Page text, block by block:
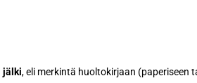
jälki, eli merkintä huoltokirjaan (paperiseen